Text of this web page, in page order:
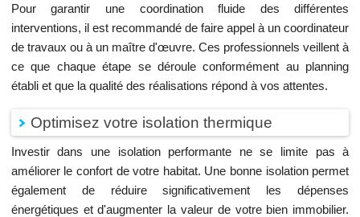
Pour garantir une coordination fluide des différentes
interventions, il est recommandé de faire appel à un coordinateur
de travaux ou à un maître d'œuvre. Ces professionnels veillent à
ce que chaque étape se déroule conformément au planning
établi et que la qualité des réalisations répond à vos attentes.
Optimisez votre isolation thermique
Investir dans une isolation performante ne se limite pas à
améliorer le confort de votre habitat. Une bonne isolation permet
également de réduire significativement les dépenses
énergétiques et d'augmenter la valeur de votre bien immobilier.